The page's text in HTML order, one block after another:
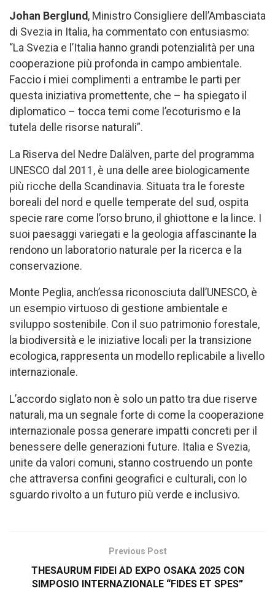
Johan Berglund , Ministro Consigliere dell’Ambasciata
di Svezia in Italia, ha commentato con entusiasmo:
“La Svezia e l’Italia hanno grandi potenzialità per una
cooperazione più profonda in campo ambientale.
Faccio i miei complimenti a entrambe le parti per
questa iniziativa promettente, che – ha spiegato il
diplomatico – tocca temi come l’ecoturismo e la
tutela delle risorse naturali”.
La Riserva del Nedre Dalälven, parte del programma
UNESCO dal 2011, è una delle aree biologicamente
più ricche della Scandinavia. Situata tra le foreste
boreali del nord e quelle temperate del sud, ospita
specie rare come l’orso bruno, il ghiottone e la lince. I
suoi paesaggi variegati e la geologia affascinante la
rendono un laboratorio naturale per la ricerca e la
conservazione.
Monte Peglia, anch’essa riconosciuta dall’UNESCO, è
un esempio virtuoso di gestione ambientale e
sviluppo sostenibile. Con il suo patrimonio forestale,
la biodiversità e le iniziative locali per la transizione
ecologica, rappresenta un modello replicabile a livello
internazionale.
L’accordo siglato non è solo un patto tra due riserve
naturali, ma un segnale forte di come la cooperazione
internazionale possa generare impatti concreti per il
benessere delle generazioni future. Italia e Svezia,
unite da valori comuni, stanno costruendo un ponte
che attraversa confini geografici e culturali, con lo
sguardo rivolto a un futuro più verde e inclusivo.
Previous Post
THESAURUM FIDEI AD EXPO OSAKA 2025 CON
SIMPOSIO INTERNAZIONALE “FIDES ET SPES”